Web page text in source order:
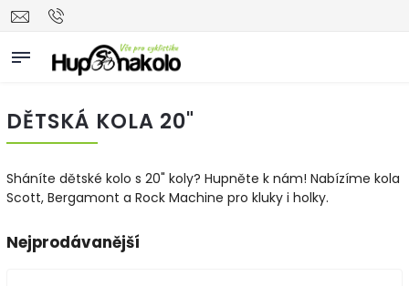
DĚTSKÁ KOLA 20"
Sháníte dětské kolo s 20" koly? Hupněte k nám! Nabízíme kola
Scott, Bergamont a Rock Machine pro kluky i holky.
Nejprodávanější